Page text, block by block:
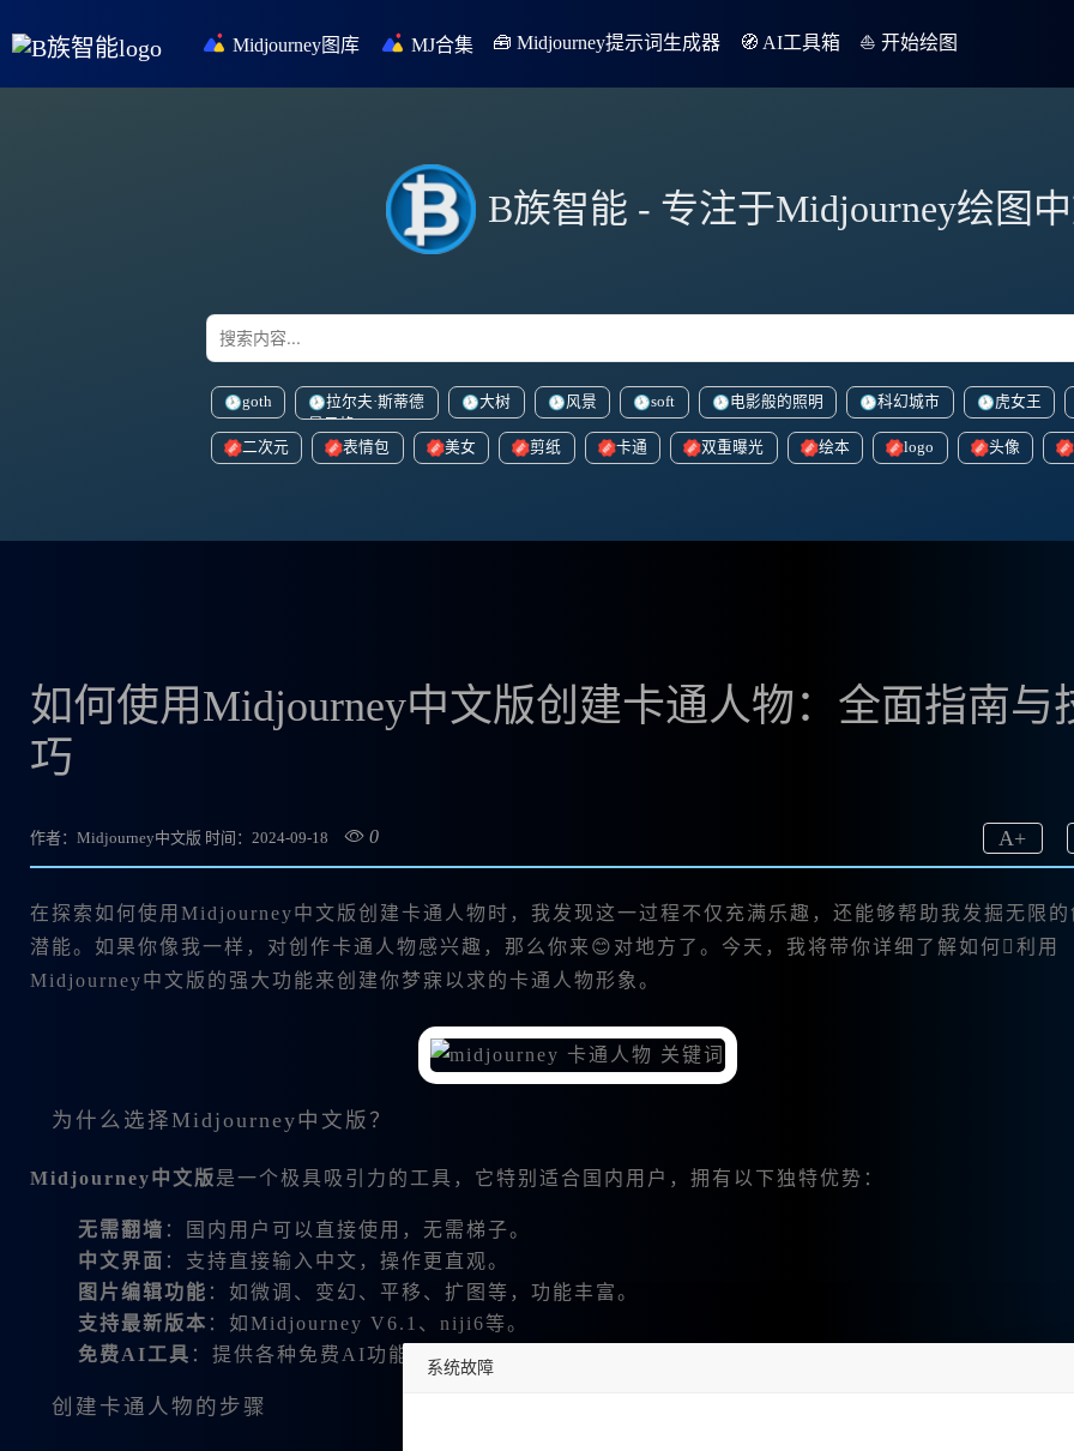
Midjourney图库 MJ合集 🧰 Midjourney提示词生成器 🧭 AI工具箱 ⛵️ 开始绘图
B族智能 - 专注于Midjourney绘图
goth
拉尔夫·斯蒂德
曼风格
大树 风景 soft 电影般的照明 科幻城市 虎女王
二次元 表情包 美女 剪纸 卡通 双重曝光 绘本 logo 头像
如何使用Midjourney中文版创建卡通人物：全面指南与
巧
作者：Midjourney中文版 时间：2024-09-18 0 A+
在探索如何使用Midjourney中文版创建卡通人物时，我发现这一过程不仅充满乐趣，还能够帮助我发掘无限
潜能。如果你像我一样，对创作卡通人物感兴趣，那么你来😊对地方了。今天，我将带你详细了解如何利用
Midjourney中文版的强大功能来创建你梦寐以求的卡通人物形象。
为什么选择Midjourney中文版？
Midjourney中文版是一个极具吸引力的工具，它特别适合国内用户，拥有以下独特优势：
无需翻墙 ：国内用户可以直接使用，无需梯子。
中文界面 ：支持直接输入中文，操作更直观。
图片编辑功能 ：如微调、变幻、平移、扩图等，功能丰富。
支持最新版本 ：如Midjourney V6.1、niji6等。
免费AI工具 ：提供各种免费AI功能，如文本生成图像、图像混合等。
创建卡通人物的步骤
系统故障